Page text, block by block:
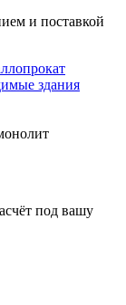
и поставкой
здания
под вашу